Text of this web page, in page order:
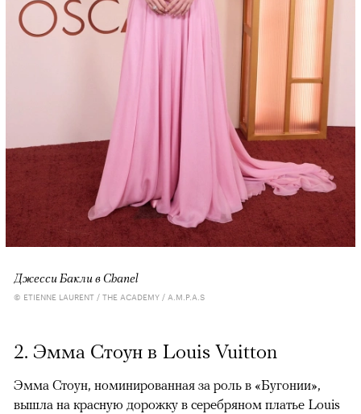
Джесси Бакли в Chanel
© ETIENNE LAURENT / THE ACADEMY / A.M.P.A.S
2. Эмма Стоун в Louis Vuitton
Эмма Стоун, номинированная за роль в «Бугонии»,
вышла на красную дорожку в серебряном платье Louis